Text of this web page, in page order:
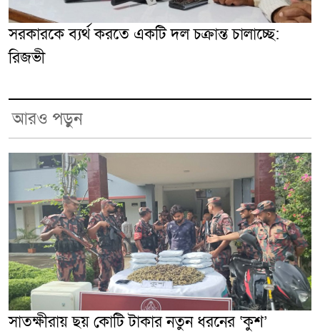
সরকারকে ব্যর্থ করতে একটি দল চক্রান্ত চালাচ্ছে:
রিজভী
আরও পড়ুন
সাতক্ষীরায় ছয় কোটি টাকার নতুন ধরনের ‘কুশ’